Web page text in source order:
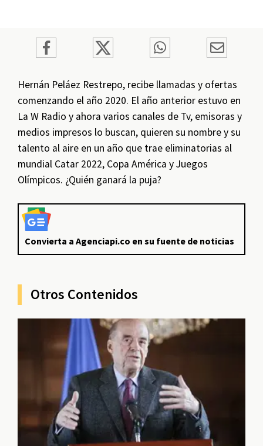
Hernán Peláez Restrepo, recibe llamadas y ofertas
comenzando el año 2020. El año anterior estuvo en
La W Radio y ahora varios canales de Tv, emisoras y
medios impresos lo buscan, quieren su nombre y su
talento al aire en un año que trae eliminatorias al
mundial Catar 2022, Copa América y Juegos
Olímpicos. ¿Quién ganará la puja?
Convierta a Agenciapi.co en su fuente de noticias
Otros Contenidos